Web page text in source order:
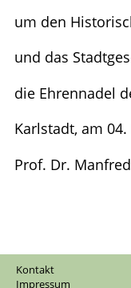
Datenschutz
Impressum
Links
um den
und das
die Ehrennadel
Karlstadt, am
Prof. Dr.
Kontakt
Impressum